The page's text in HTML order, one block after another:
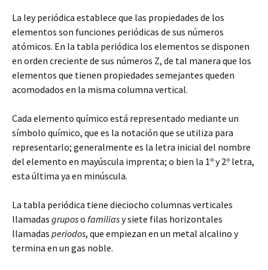
La ley periódica establece que las propiedades de los
elementos son funciones periódicas de sus números
atómicos. En la tabla periódica los elementos se disponen
en orden creciente de sus números Z, de tal manera que los
elementos que tienen propiedades semejantes queden
acomodados en la misma columna vertical.
Cada elemento químico está representado mediante un
símbolo químico, que es la notación que se utiliza para
representarlo; generalmente es la letra inicial del nombre
del elemento en mayúscula imprenta; o bien la 1º y 2º letra,
esta última ya en minúscula.
La tabla periódica tiene dieciocho columnas verticales
llamadas gruposo familiasy siete filas horizontales
llamadas periodos, que empiezan en un metal alcalino y
termina en un gas noble.